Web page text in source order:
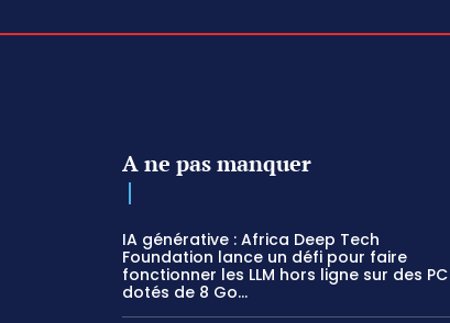
A ne pas manquer
IA générative : Africa Deep Tech
Foundation lance un défi pour faire
fonctionner les LLM hors ligne sur des PC
dotés de 8 Go...